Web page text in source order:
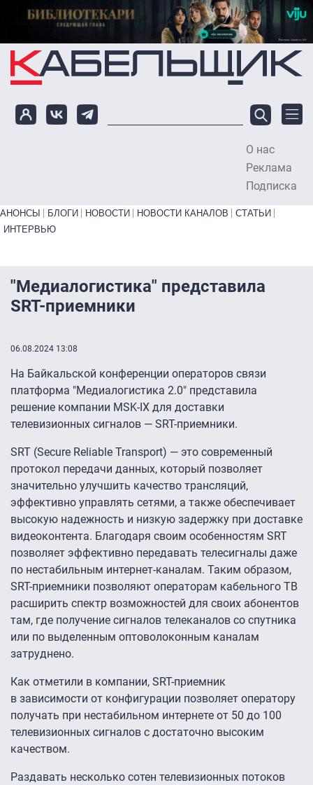
Перейти к основному содержанию
О нас
Реклама
Подписка
Primary links bottom
АНОНСЫ БЛОГИ НОВОСТИ НОВОСТИ КАНАЛОВ
СТАТЬИ
ИНТЕРВЬЮ
"Медиалогистика" представила
SRT-приемники
06.08.2024 13:08
На Байкальской конференции операторов связи
платформа "Медиалогистика 2.0″ представила
решение компании MSK-IX для доставки
телевизионных сигналов — SRT-приемники.
SRT (Secure Reliable Transport) — это современный
протокол передачи данных, который позволяет
значительно улучшить качество трансляций,
эффективно управлять сетями, а также обеспечивает
высокую надежность и низкую задержку при доставке
видеоконтента. Благодаря своим особенностям SRT
позволяет эффективно передавать телесигналы даже
по нестабильным интернет-каналам. Таким образом,
SRT-приемники позволяют операторам кабельного ТВ
расширить спектр возможностей для своих абонентов
там, где получение сигналов телеканалов со спутника
или по выделенным оптоволоконным каналам
затруднено.
Как отметили в компании, SRT-приемник
в зависимости от конфигурации позволяет оператору
получать при нестабильном интернете от 50 до 100
телевизионных сигналов с достаточно высоким
качеством.
Раздавать несколько сотен телевизионных потоков